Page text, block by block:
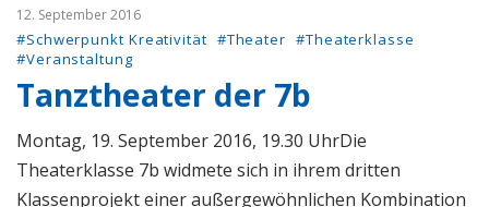
12. September 2016
#Schwerpunkt Kreativität #Theater #Theaterklasse
#Veranstaltung
Tanztheater der 7b
Montag, 19. September 2016, 19.30 UhrDie
Theaterklasse 7b widmete sich in ihrem dritten
Klassenprojekt einer außergewöhnlichen Kombination